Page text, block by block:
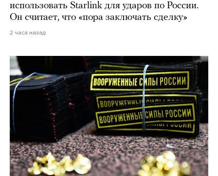
использовать Starlink для ударов по России.
Он считает, что «пора заключать сделку»
2 часа назад